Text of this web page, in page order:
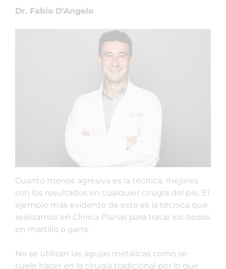
Dr. Fabio D'Angelo
Cuanto menos agresiva es la técnica, mejores
son los resultados en cualquier cirugía del pie. El
ejemplo más evidente de esto es la técnica que
realizamos en Clínica Planas para tratar los dedos
en martillo o garra.
No se utilizan las agujas metálicas como se
suele hacer en la cirugía tradicional por lo que